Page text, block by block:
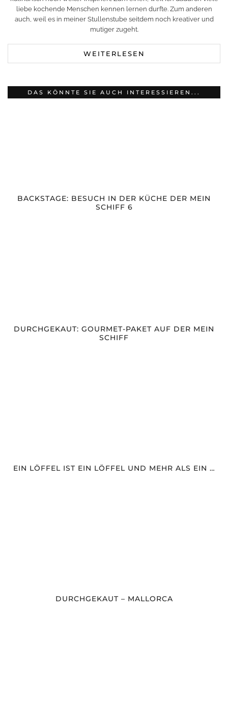
liebe kochende Menschen kennen lernen durfte. Zum anderen
auch, weil es in meiner Stullenstube seitdem noch kreativer und
mutiger zugeht.
WEITERLESEN
DAS KÖNNTE SIE AUCH INTERESSIEREN...
BACKSTAGE: BESUCH IN DER KÜCHE DER MEIN
SCHIFF 6
DURCHGEKAUT: GOURMET-PAKET AUF DER MEIN
SCHIFF
EIN LÖFFEL IST EIN LÖFFEL UND MEHR ALS EIN …
DURCHGEKAUT – MALLORCA